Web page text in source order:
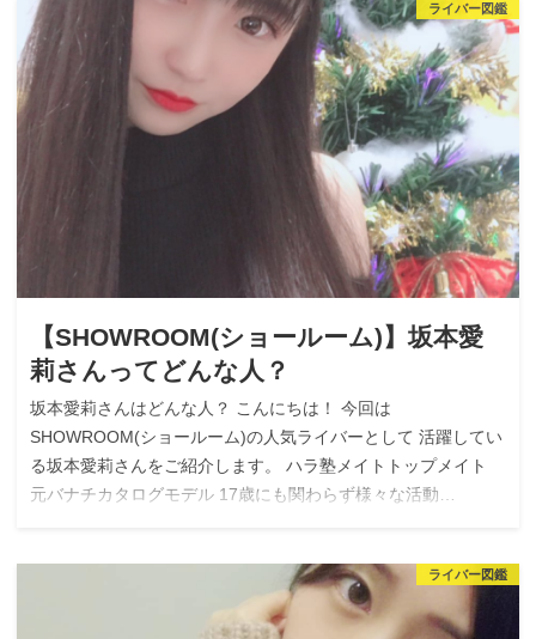
ライバー図鑑
【SHOWROOM(ショールーム)】坂本愛
莉さんってどんな人？
坂本愛莉さんはどんな人？ こんにちは！ 今回は
SHOWROOM(ショールーム)の人気ライバーとして 活躍してい
る坂本愛莉さんをご紹介します。 ハラ塾メイトトップメイト
元バナチカタログモデル 17歳にも関わらず様々な活動…
ライバー図鑑